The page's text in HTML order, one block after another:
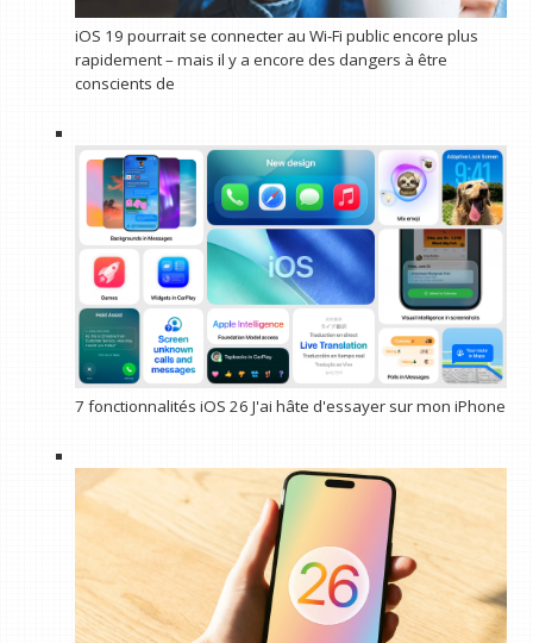
iOS 19 pourrait se connecter au Wi-Fi public encore plus
rapidement – mais il y a encore des dangers à être
conscients de
7 fonctionnalités iOS 26 J'ai hâte d'essayer sur mon iPhone